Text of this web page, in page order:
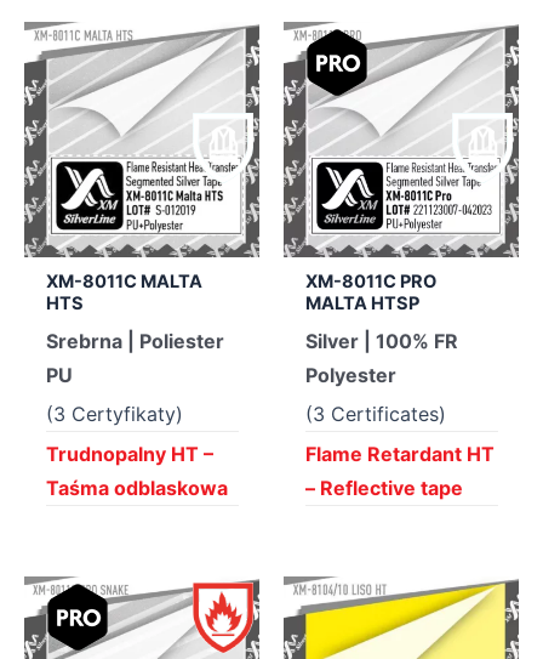
XM-8011C MALTA
HTS
Srebrna | Poliester
PU
(3 Certyfikaty)
Trudnopalny HT –
Taśma odblaskowa
XM-8011C PRO
MALTA HTSP
Silver | 100% FR
Polyester
(3 Certificates)
Flame Retardant HT
– Reflective tape